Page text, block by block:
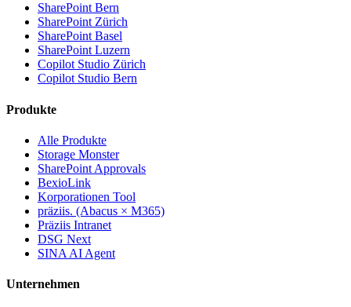
SharePoint Bern
SharePoint Zürich
SharePoint Basel
SharePoint Luzern
Copilot Studio Zürich
Copilot Studio Bern
Produkte
Alle Produkte
Storage Monster
SharePoint Approvals
BexioLink
Korporationen Tool
präziis. (Abacus × M365)
Präziis Intranet
DSG Next
SINA AI Agent
Unternehmen